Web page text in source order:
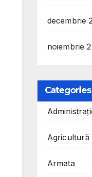
decembrie
noiembrie
Categories
Agricultură
Armata